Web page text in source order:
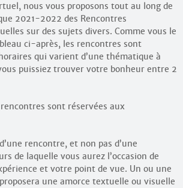
nous vous proposons tout au long de
2021-2022 des Rencontres
sur des sujets divers. Comme vous le
ci-après, les rencontres sont
qui varient d’une thématique à
puissiez trouver votre bonheur entre 2
sont réservées aux
rencontre, et non pas d’une
de laquelle vous aurez l’occasion de
et votre point de vue. Un ou une
une amorce textuelle ou visuelle